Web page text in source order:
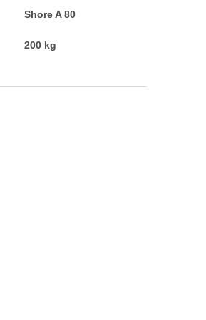
Shore A 80
200 kg